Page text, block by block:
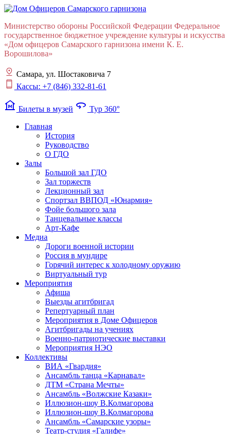
Министерство обороны Российской Федерации Федеральное
государственное бюджетное учреждение культуры и искусства
«Дом офицеров Cамарского гарнизона имени К. Е.
Ворошилова»
Самара, ул. Шостаковича 7
Кассы: +7 (846) 332-81-61
museum Билеты в музей 360 Тур 360°
Главная
История
Руководство
О ГДО
Залы
Большой зал ГДО
Зал торжеств
Лекционный зал
Cпортзал ВВПОД «Юнармия»
Фойе большого зала
Танцевальные классы
Арт-Кафе
Медиа
Дороги военной истории
Россия в мундире
Горячий интерес к холодному оружию
Виртуальный тур
Мероприятия
Афиша
Выезды агитбригад
Репертуарный план
Мероприятия в Доме Офицеров
Агитбригады на учениях
Военно-патриотические выставки
Мероприятия НЭО
Коллективы
ВИА «Гвардия»
Ансамбль танца «Карнавал»
ДТМ «Страна Мечты»
Ансамбль «Волжские Казаки»
Иллюзион-шоу В.Колмагорова
Иллюзион-шоу В.Колмагорова
Ансамбль «Самарские узоры»
Театр-студия «Галифе»